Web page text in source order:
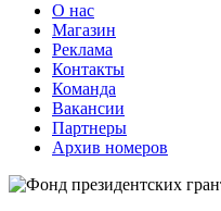
О нас
Магазин
Реклама
Контакты
Команда
Вакансии
Партнеры
Архив номеров